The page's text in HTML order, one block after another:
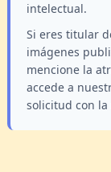
intelectual.
Si eres titular
imágenes
mencione la
accede a
solicitud con